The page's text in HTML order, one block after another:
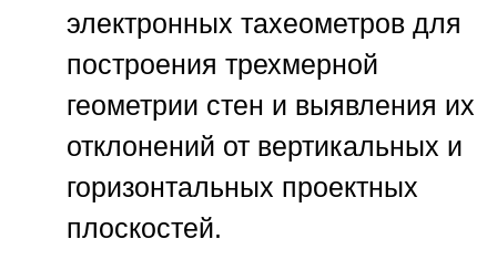
электронных тахеометров для
построения трехмерной
геометрии стен и выявления их
отклонений от вертикальных и
горизонтальных проектных
плоскостей.